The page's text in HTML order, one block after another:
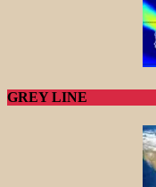
GREY LINE